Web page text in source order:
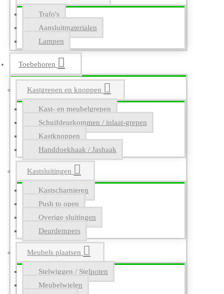
Trafo's
Aansluitmaterialen
Lampen
Toebehoren
Kastgrepen en knoppen
Kast- en meubelgrepen
Schuifdeurkommen / inlaat-grepen
Kastknoppen
Handdoekhaak / Jashaak
Kastsluitingen
Kastscharnieren
Push to open
Overige sluitingen
Deurdempers
Meubels plaatsen
Stelwiggen / Stelpoten
Meubelwielen